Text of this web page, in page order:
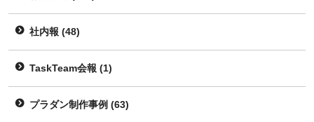
社内報 (48)
TaskTeam会報 (1)
プラダン制作事例 (63)